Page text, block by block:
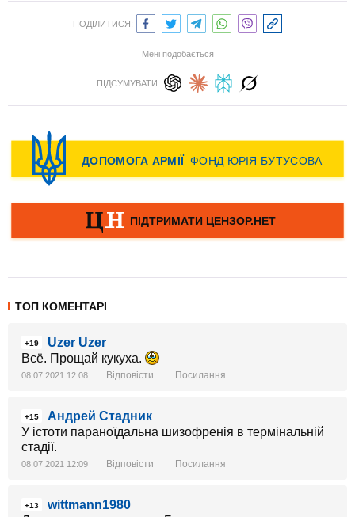
ПОДІЛИТИСЯ:
Мені подобається
ПІДСУМУВАТИ:
ТОП КОМЕНТАРІ
+19
Uzer Uzer
Всё. Прощай кукуха.
08.07.2021 12:08 Відповісти Посилання
+15
Андрей Стадник
У істоти параноїдальна шизофренія в термінальній
стадії.
08.07.2021 12:09 Відповісти Посилання
+13
wittmann1980